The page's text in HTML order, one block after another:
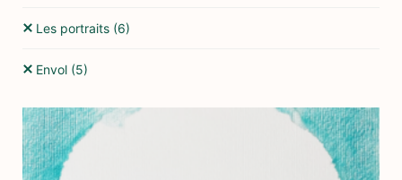
Les portraits (6)
Envol (5)